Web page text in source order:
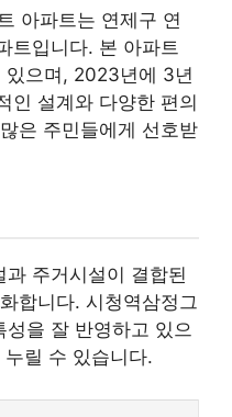
아파트는 연제구 연
트입니다. 본 아파트
있으며, 2023년에 3년
인 설계와 다양한 편의
은 주민들에게 선호받
주거시설이 결합된
합니다. 시청역삼정그
성을 잘 반영하고 있으
릴 수 있습니다.